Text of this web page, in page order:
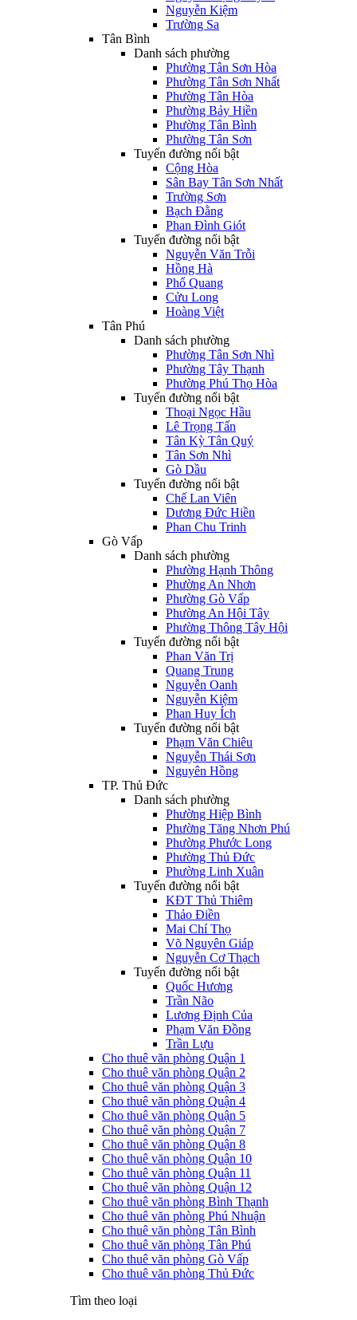
Nguyễn Kiệm
Trường Sa
Tân Bình
Danh sách phường
Phường Tân Sơn Hòa
Phường Tân Sơn Nhất
Phường Tân Hòa
Phường Bảy Hiền
Phường Tân Bình
Phường Tân Sơn
Tuyến đường nổi bật
Cộng Hòa
Sân Bay Tân Sơn Nhất
Trường Sơn
Bạch Đằng
Phan Đình Giót
Tuyến đường nổi bật
Nguyễn Văn Trỗi
Hồng Hà
Phổ Quang
Cửu Long
Hoàng Việt
Tân Phú
Danh sách phường
Phường Tân Sơn Nhì
Phường Tây Thạnh
Phường Phú Thọ Hòa
Tuyến đường nổi bật
Thoại Ngọc Hầu
Lê Trọng Tấn
Tân Kỳ Tân Quý
Tân Sơn Nhì
Gò Dầu
Tuyến đường nổi bật
Chế Lan Viên
Dương Đức Hiền
Phan Chu Trinh
Gò Vấp
Danh sách phường
Phường Hạnh Thông
Phường An Nhơn
Phường Gò Vấp
Phường An Hội Tây
Phường Thông Tây Hội
Tuyến đường nổi bật
Phan Văn Trị
Quang Trung
Nguyễn Oanh
Nguyễn Kiệm
Phan Huy Ích
Tuyến đường nổi bật
Phạm Văn Chiêu
Nguyễn Thái Sơn
Nguyên Hồng
TP. Thủ Đức
Danh sách phường
Phường Hiệp Bình
Phường Tăng Nhơn Phú
Phường Phước Long
Phường Thủ Đức
Phường Linh Xuân
Tuyến đường nổi bật
KĐT Thủ Thiêm
Thảo Điền
Mai Chí Thọ
Võ Nguyên Giáp
Nguyễn Cơ Thạch
Tuyến đường nổi bật
Quốc Hương
Trần Não
Lương Định Của
Phạm Văn Đồng
Trần Lựu
Cho thuê văn phòng Quận 1
Cho thuê văn phòng Quận 2
Cho thuê văn phòng Quận 3
Cho thuê văn phòng Quận 4
Cho thuê văn phòng Quận 5
Cho thuê văn phòng Quận 7
Cho thuê văn phòng Quận 8
Cho thuê văn phòng Quận 10
Cho thuê văn phòng Quận 11
Cho thuê văn phòng Quận 12
Cho thuê văn phòng Bình Thạnh
Cho thuê văn phòng Phú Nhuận
Cho thuê văn phòng Tân Bình
Cho thuê văn phòng Tân Phú
Cho thuê văn phòng Gò Vấp
Cho thuê văn phòng Thủ Đức
Tìm theo loại